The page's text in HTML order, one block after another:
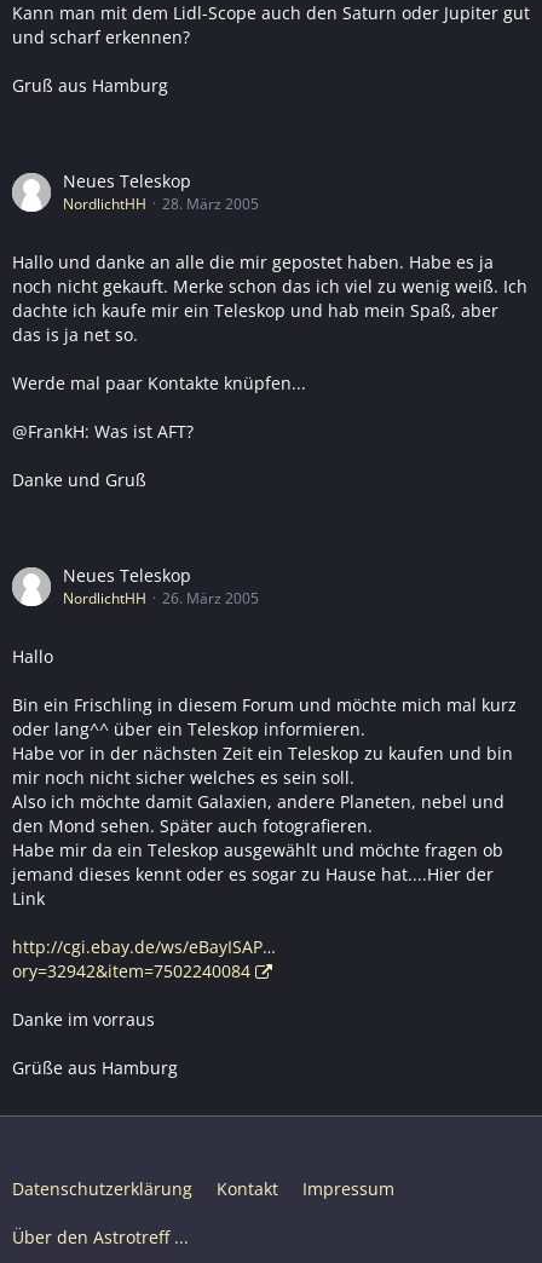
Kann man mit dem Lidl-Scope auch den Saturn oder Jupiter gut
und scharf erkennen?
Gruß aus Hamburg
Neues Teleskop
NordlichtHH 28. März 2005
Hallo und danke an alle die mir gepostet haben. Habe es ja
noch nicht gekauft. Merke schon das ich viel zu wenig weiß. Ich
dachte ich kaufe mir ein Teleskop und hab mein Spaß, aber
das is ja net so.
Werde mal paar Kontakte knüpfen...
@FrankH: Was ist AFT?
Danke und Gruß
Neues Teleskop
NordlichtHH 26. März 2005
Hallo
Bin ein Frischling in diesem Forum und möchte mich mal kurz
oder lang^^ über ein Teleskop informieren.
Habe vor in der nächsten Zeit ein Teleskop zu kaufen und bin
mir noch nicht sicher welches es sein soll.
Also ich möchte damit Galaxien, andere Planeten, nebel und
den Mond sehen. Später auch fotografieren.
Habe mir da ein Teleskop ausgewählt und möchte fragen ob
jemand dieses kennt oder es sogar zu Hause hat....Hier der
Link
http://cgi.ebay.de/ws/eBayISAP…
ory=32942&item=7502240084
Danke im vorraus
Grüße aus Hamburg
Datenschutzerklärung Kontakt Impressum
Über den Astrotreff ...